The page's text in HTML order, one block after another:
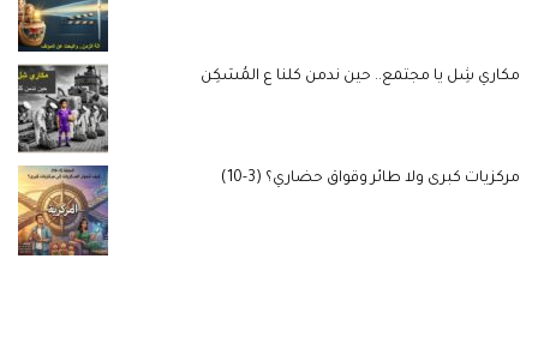
مكاري شِل يا مجتمع.. حين ندمن كلنا ع المُسَكِن
مركزيات كبرى ولا طائر وقواق حضاري؟ (3-10)